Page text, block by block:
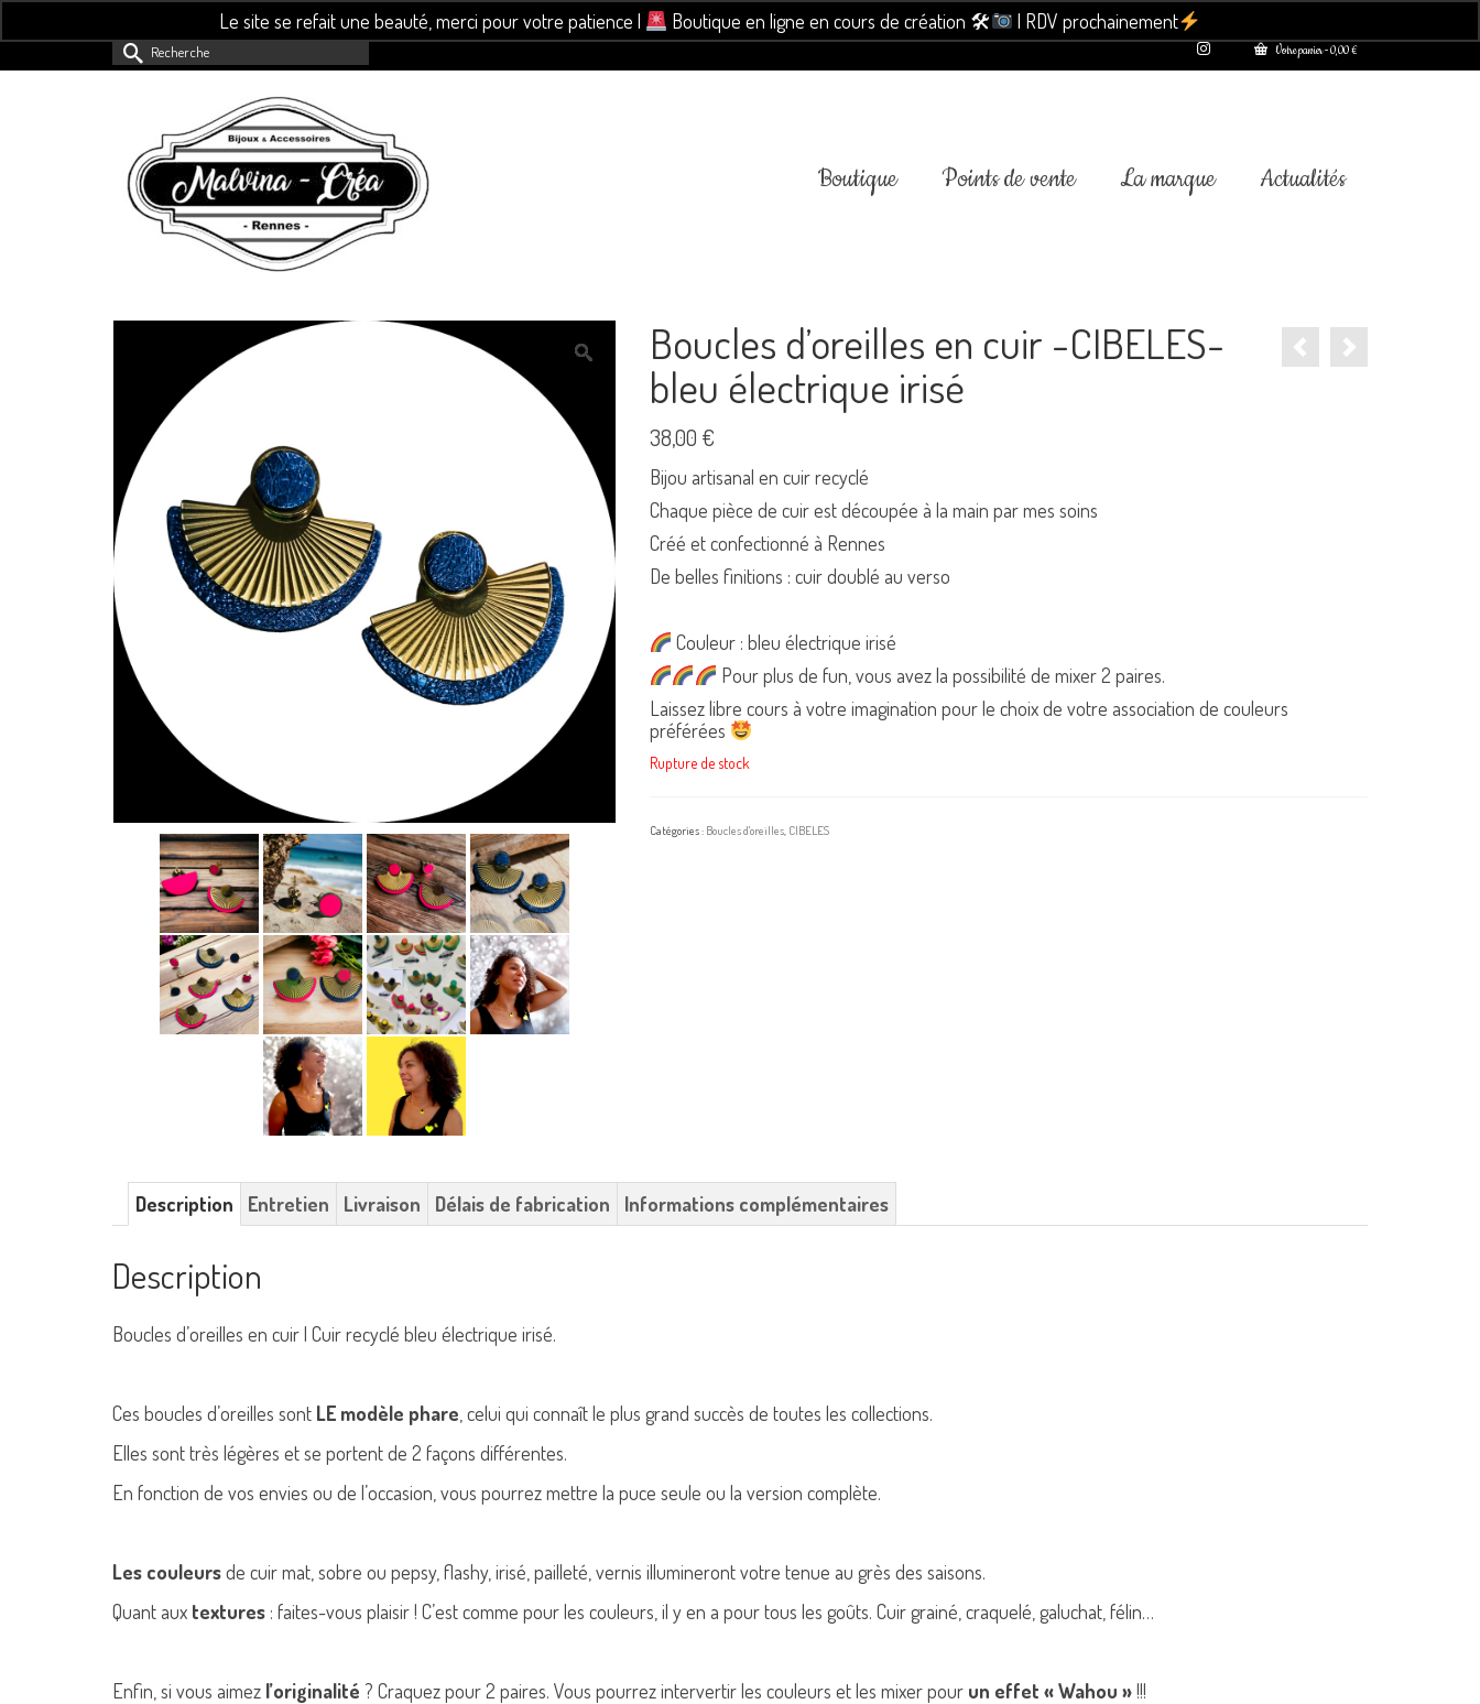
Le site se refait une beauté, merci pour votre patience | Boutique en ligne en cours de création 🛠 | RDV prochainement
Votre panier-0,00€
Rechercher :
Boutique Points de vente La marque Actualités
Boucles d’oreilles en cuir -CIBELES-
bleu électrique irisé
38,00 €
Bijou artisanal en cuir recyclé
Chaque pièce de cuir est découpée à la main par mes soins
Créé et confectionné à Rennes
De belles finitions : cuir doublé au verso
Couleur : bleu électrique irisé
Pour plus de fun, vous avez la possibilité de mixer 2 paires.
Laissez libre cours à votre imagination pour le choix de votre association de couleurs
préférées
Rupture de stock
Catégories : Boucles d'oreilles, CIBELES
Description Entretien Livraison Délais de fabrication Informations complémentaires
Description
Boucles d’oreilles en cuir | Cuir recyclé bleu électrique irisé.
Ces boucles d’oreilles sont LE modèle phare , celui qui connaît le plus grand succès de toutes les collections.
Elles sont très légères et se portent de 2 façons différentes.
En fonction de vos envies ou de l’occasion, vous pourrez mettre la puce seule ou la version complète.
Les couleursde cuir mat, sobre ou pepsy, flashy, irisé, pailleté, vernis illumineront votre tenue au grès des saisons.
Quant aux textures : faites-vous plaisir ! C’est comme pour les couleurs, il y en a pour tous les goûts. Cuir grainé, craquelé, galuchat, félin…
Enfin, si vous aimez l’originalité ? Craquez pour 2 paires. Vous pourrez intervertir les couleurs et les mixer pour un effet « Wahou »!!!